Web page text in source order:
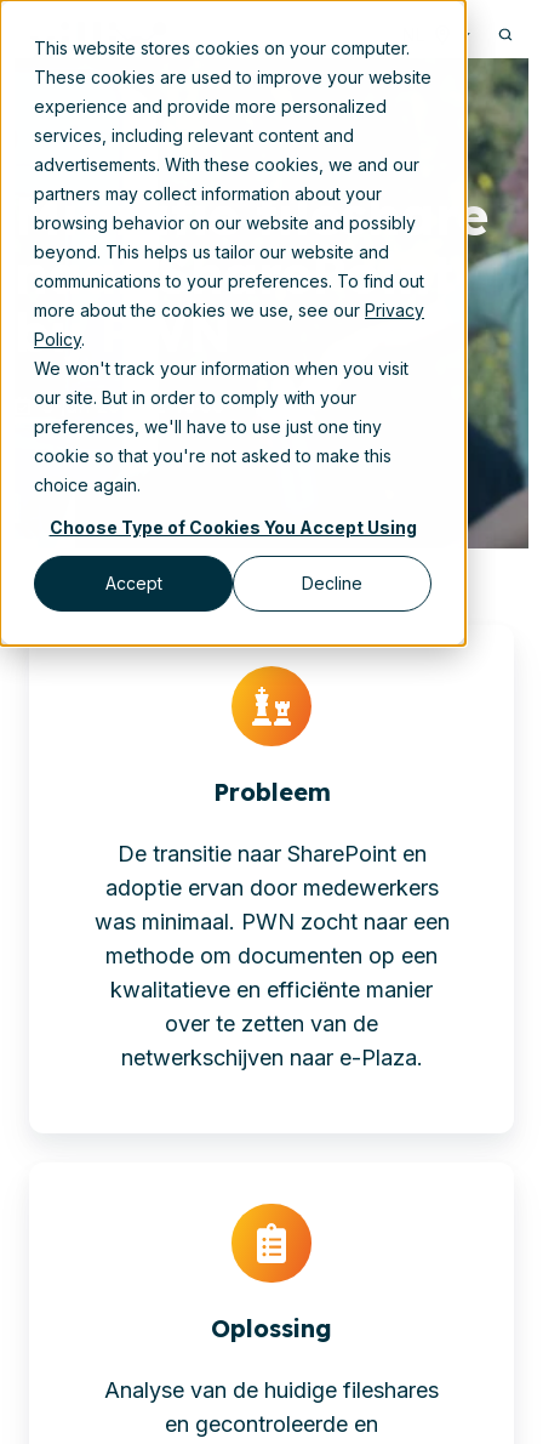
This website stores cookies on your computer.
These cookies are used to improve your website
experience and provide more personalized
services, including relevant content and
advertisements. With these cookies, we and our
partners may collect information about your
browsing behavior on our website and possibly
beyond. This helps us tailor our website and
communications to your preferences. To find out
more about the cookies we use, see our Privacy
Policy.
We won't track your information when you visit
our site. But in order to comply with your
preferences, we'll have to use just one tiny
cookie so that you're not asked to make this
choice again.
Choose Type of Cookies You Accept Using
Accept Decline
Migratie fileshare
naar SharePoint
bij PWN
5-jun-2019 12:45:00
Probleem
De transitie naar SharePoint en
adoptie ervan door medewerkers
was minimaal. PWN zocht naar een
methode om documenten op een
kwalitatieve en efficiënte manier
over te zetten van de
netwerkschijven naar e-Plaza.
Oplossing
Analyse van de huidige fileshares
en gecontroleerde en